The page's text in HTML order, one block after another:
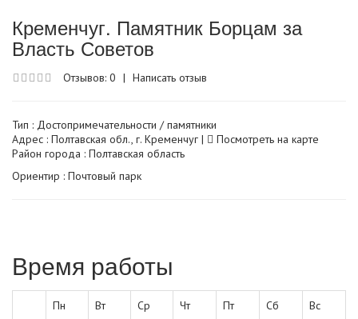
Кременчуг. Памятник Борцам за
Власть Советов
Отзывов: 0 | Написать отзыв
Тип : Достопримечательности / памятники
Адрес : Полтавская обл., г. Кременчуг |
Посмотреть на карте
Район города : Полтавская область
Ориентир : Почтовый парк
Время работы
Пн Вт Ср Чт Пт Сб Вс